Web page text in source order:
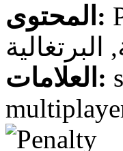
المحتوى:
البرتغالية
العلامات: